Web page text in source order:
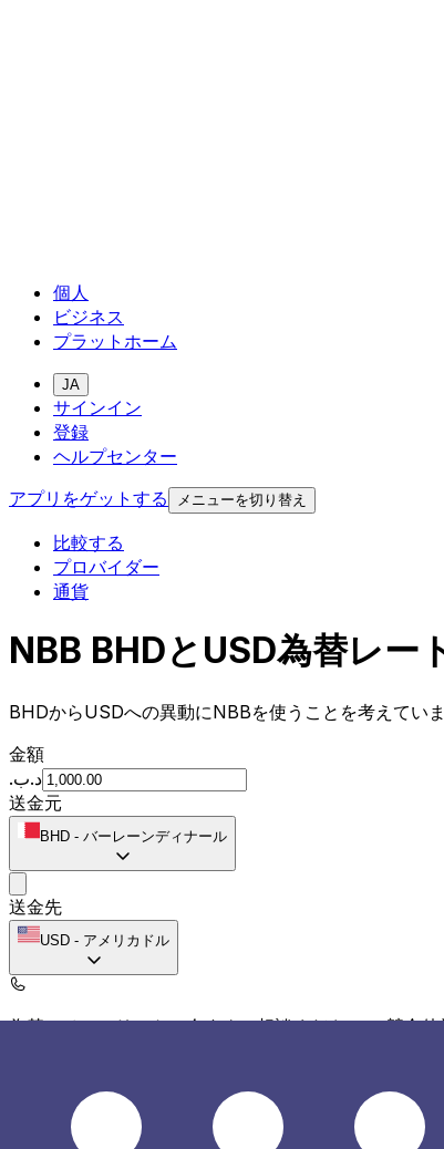
個人
ビジネス
プラットホーム
JA
サインイン
登録
ヘルプセンター
アプリをゲットする
メニューを切り替え
比較する
プロバイダー
通貨
NBB BHDとUSD為替レー
BHDからUSDへの異動にNBBを使うことを考えてい
金額
.د.ب
送金元
BHD - バーレーンディナール
送金先
USD - アメリカドル
為替スペシャリストに今すぐご相談ください。競合